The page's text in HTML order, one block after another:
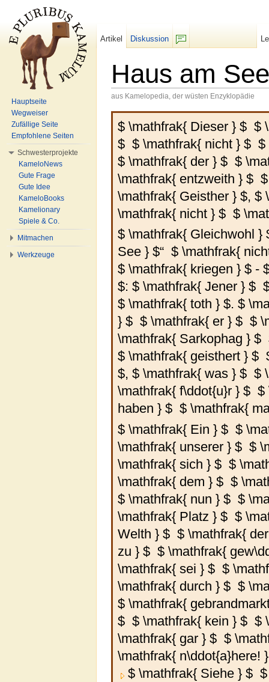
Haus am See
aus Kamelopedia, der wüsten Enzyklopädie
$ \mathfrak{ Dieser } $ $
$ $ \mathfrak{ nicht } $ $
$ \mathfrak{ der } $ $
\mathfrak{ entzweith } $
\mathfrak{ Geisther } $, $
\mathfrak{ nicht } $ $
$ \mathfrak{ Gleichwohl }
See } $“ $ \mathfrak{
$ \mathfrak{ kriegen } $ -
$: $ \mathfrak{ Jener } $
$ \mathfrak{ toth } $. $
} $ $ \mathfrak{ er } $ $
\mathfrak{ Sarkophag } $
$ \mathfrak{ geisthert } $
$, $ \mathfrak{ was } $ $
\mathfrak{ f\ddot{u}r } $ $
haben } $ $ \mathfrak{
$ \mathfrak{ Ein } $ $
\mathfrak{ unserer } $ $
\mathfrak{ sich } $ $
\mathfrak{ dem } $ $
$ \mathfrak{ nun } $ $
\mathfrak{ Platz } $ $
Welth } $ $ \mathfrak{
zu } $ $ \mathfrak{
\mathfrak{ sei } $ $
\mathfrak{ durch } $ $
$ \mathfrak{
$ $ \mathfrak{ kein } $ $
\mathfrak{ gar } $ $
\mathfrak{ n\ddot{a}here!
$ \mathfrak{ Siehe } $
Artikel
Diskussion
Hauptseite
Wegweiser
Zufällige Seite
Empfohlene Seiten
Schwesterprojekte
KameloNews
Gute Frage
Gute Idee
KameloBooks
Kamelionary
Spiele & Co.
Mitmachen
Werkzeuge